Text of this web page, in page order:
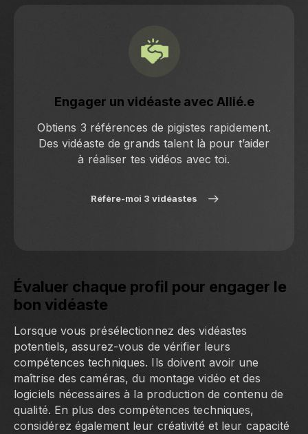
Engager un vidéaste avec Allié.e
Obtiens 3 références de pigistes rapidement.
Des vidéaste de grands talent là pour t’aider
à réaliser tes vidéos avec toi.
Réfère-moi 3 vidéastes
Évaluer chaque profil pour engager le
bon vidéaste
Lorsque vous présélectionnez des vidéastes
potentiels, assurez-vous de vérifier leurs
compétences techniques. Ils doivent avoir une
maîtrise des caméras, du montage vidéo et des
logiciels nécessaires à la production de contenu de
qualité. En plus des compétences techniques,
considérez également leur créativité et leur capacité